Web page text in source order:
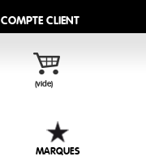
COMPTE CLIENT
(vide)
MARQUES